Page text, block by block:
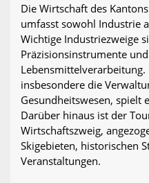
Die Wirtschaft des
umfasst sowohl Industrie
Wichtige Industriezweige
Präzisionsinstrumente
insbesondere die
Gesundheitswesen, spielt
Darüber hinaus ist der
Wirtschaftszweig,
Skigebieten, historischen
Veranstaltungen.